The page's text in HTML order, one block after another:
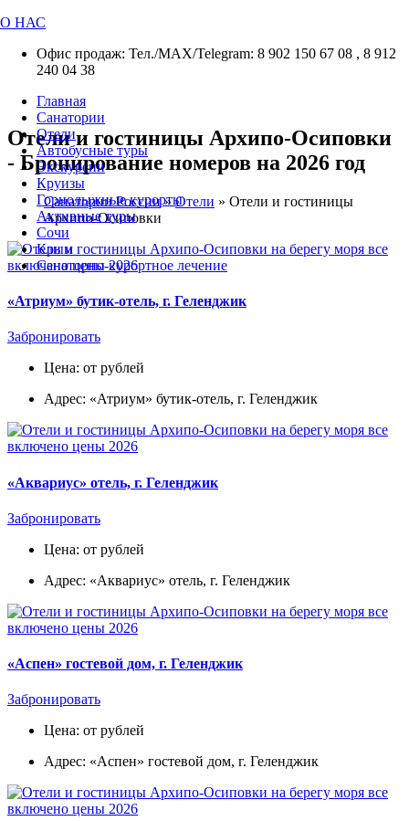
О НАС
Офис продаж: Тел./МАХ/Telegram: 8 902 150 67 08 , 8 912
240 04 38
Главная
Санатории
Отели
Автобусные туры
Экскурсии
Круизы
Горнолыжные курорты
Активные туры
Сочи
Крым
Санаторно-курортное лечение
Отели и гостиницы Архипо-Осиповки
- Бронирование номеров на 2026 год
Санатории России»Отели » Отели и гостиницы
Архипо-Осиповки
«Атриум» бутик-отель, г. Геленджик
Забронировать
Цена: от рублей
Адрес: «Атриум» бутик-отель, г. Геленджик
«Аквариус» отель, г. Геленджик
Забронировать
Цена: от рублей
Адрес: «Аквариус» отель, г. Геленджик
«Аспен» гостевой дом, г. Геленджик
Забронировать
Цена: от рублей
Адрес: «Аспен» гостевой дом, г. Геленджик